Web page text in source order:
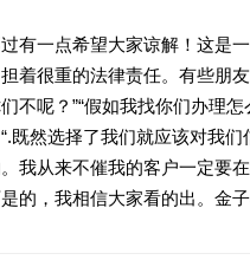
有一点希望大家谅解！这是
着很重的法律责任。有些朋
不呢？”“假如我找你们办理
既然选择了我们就应该对我
我从来不催我的客户一定要
的，我相信大家看的出。金